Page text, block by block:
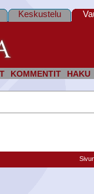
KOMMENTIT HAKU
Keskustelu